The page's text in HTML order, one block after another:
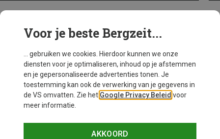
Voor je beste Bergzeit...
... gebruiken we cookies. Hierdoor kunnen we onze
diensten voor je optimaliseren, inhoud op je afstemmen
en je gepersonaliseerde advertenties tonen. Je
toestemming kan ook de verwerking van je gegevens in
de VS omvatten. Zie het Google Privacy Beleid voor
meer informatie.
AKKOORD